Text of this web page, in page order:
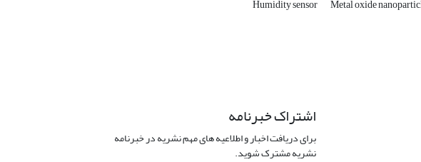
Humidity sensor Metal oxide
اشتراک خبرنامه
برای دریافت اخبار و اطلاعیه های مهم نشریه در خبرنامه
نشریه مشترک شوید.